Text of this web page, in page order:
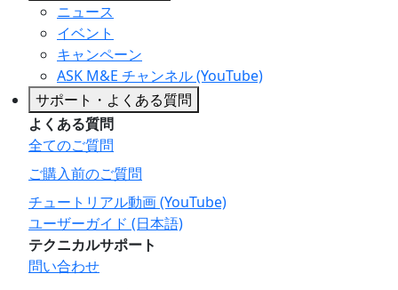
ニュース
イベント
キャンペーン
ASK M&E チャンネル (YouTube)
サポート・よくある質問
よくある質問
全てのご質問
ご購入前のご質問
チュートリアル動画 (YouTube)
ユーザーガイド (日本語)
テクニカルサポート
問い合わせ